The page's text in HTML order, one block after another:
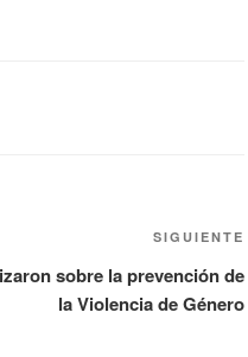
SIGUIENTE
sobre la prevención de
la Violencia de Género